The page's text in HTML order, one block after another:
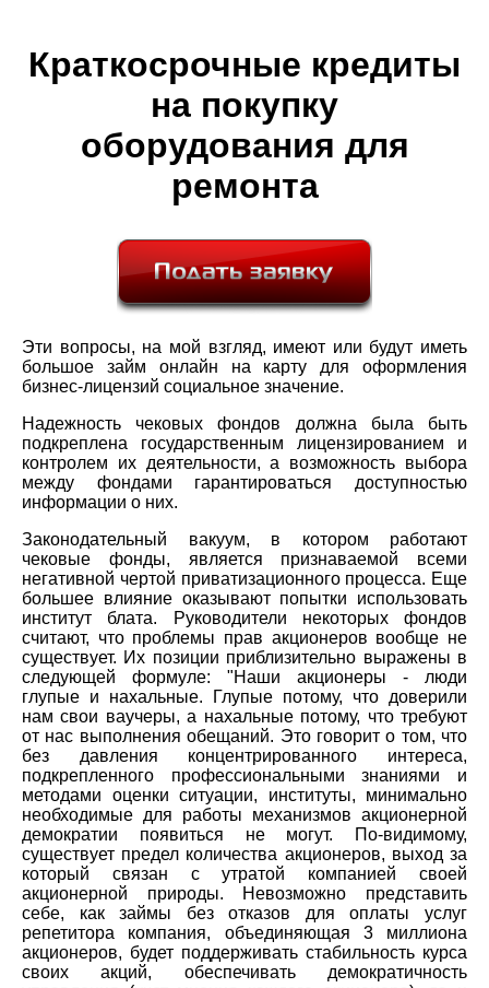
Краткосрочные кредиты
на покупку
оборудования для
ремонта
Эти вопросы, на мой взгляд, имеют или будут иметь
большое займ онлайн на карту для оформления
бизнес-лицензий социальное значение.
Надежность чековых фондов должна была быть
подкреплена государственным лицензированием и
контролем их деятельности, а возможность выбора
между фондами гарантироваться доступностью
информации о них.
Законодательный вакуум, в котором работают
чековые фонды, является признаваемой всеми
негативной чертой приватизационного процесса. Еще
большее влияние оказывают попытки использовать
институт блата. Руководители некоторых фондов
считают, что проблемы прав акционеров вообще не
существует. Их позиции приблизительно выражены в
следующей формуле: "Наши акционеры - люди
глупые и нахальные. Глупые потому, что доверили
нам свои ваучеры, а нахальные потому, что требуют
от нас выполнения обещаний. Это говорит о том, что
без давления концентрированного интереса,
подкрепленного профессиональными знаниями и
методами оценки ситуации, институты, минимально
необходимые для работы механизмов акционерной
демократии появиться не могут. По-видимому,
существует предел количества акционеров, выход за
который связан с утратой компанией своей
акционерной природы. Невозможно представить
себе, как займы без отказов для оплаты услуг
репетитора компания, объединяющая 3 миллиона
акционеров, будет поддерживать стабильность курса
своих акций, обеспечивать демократичность